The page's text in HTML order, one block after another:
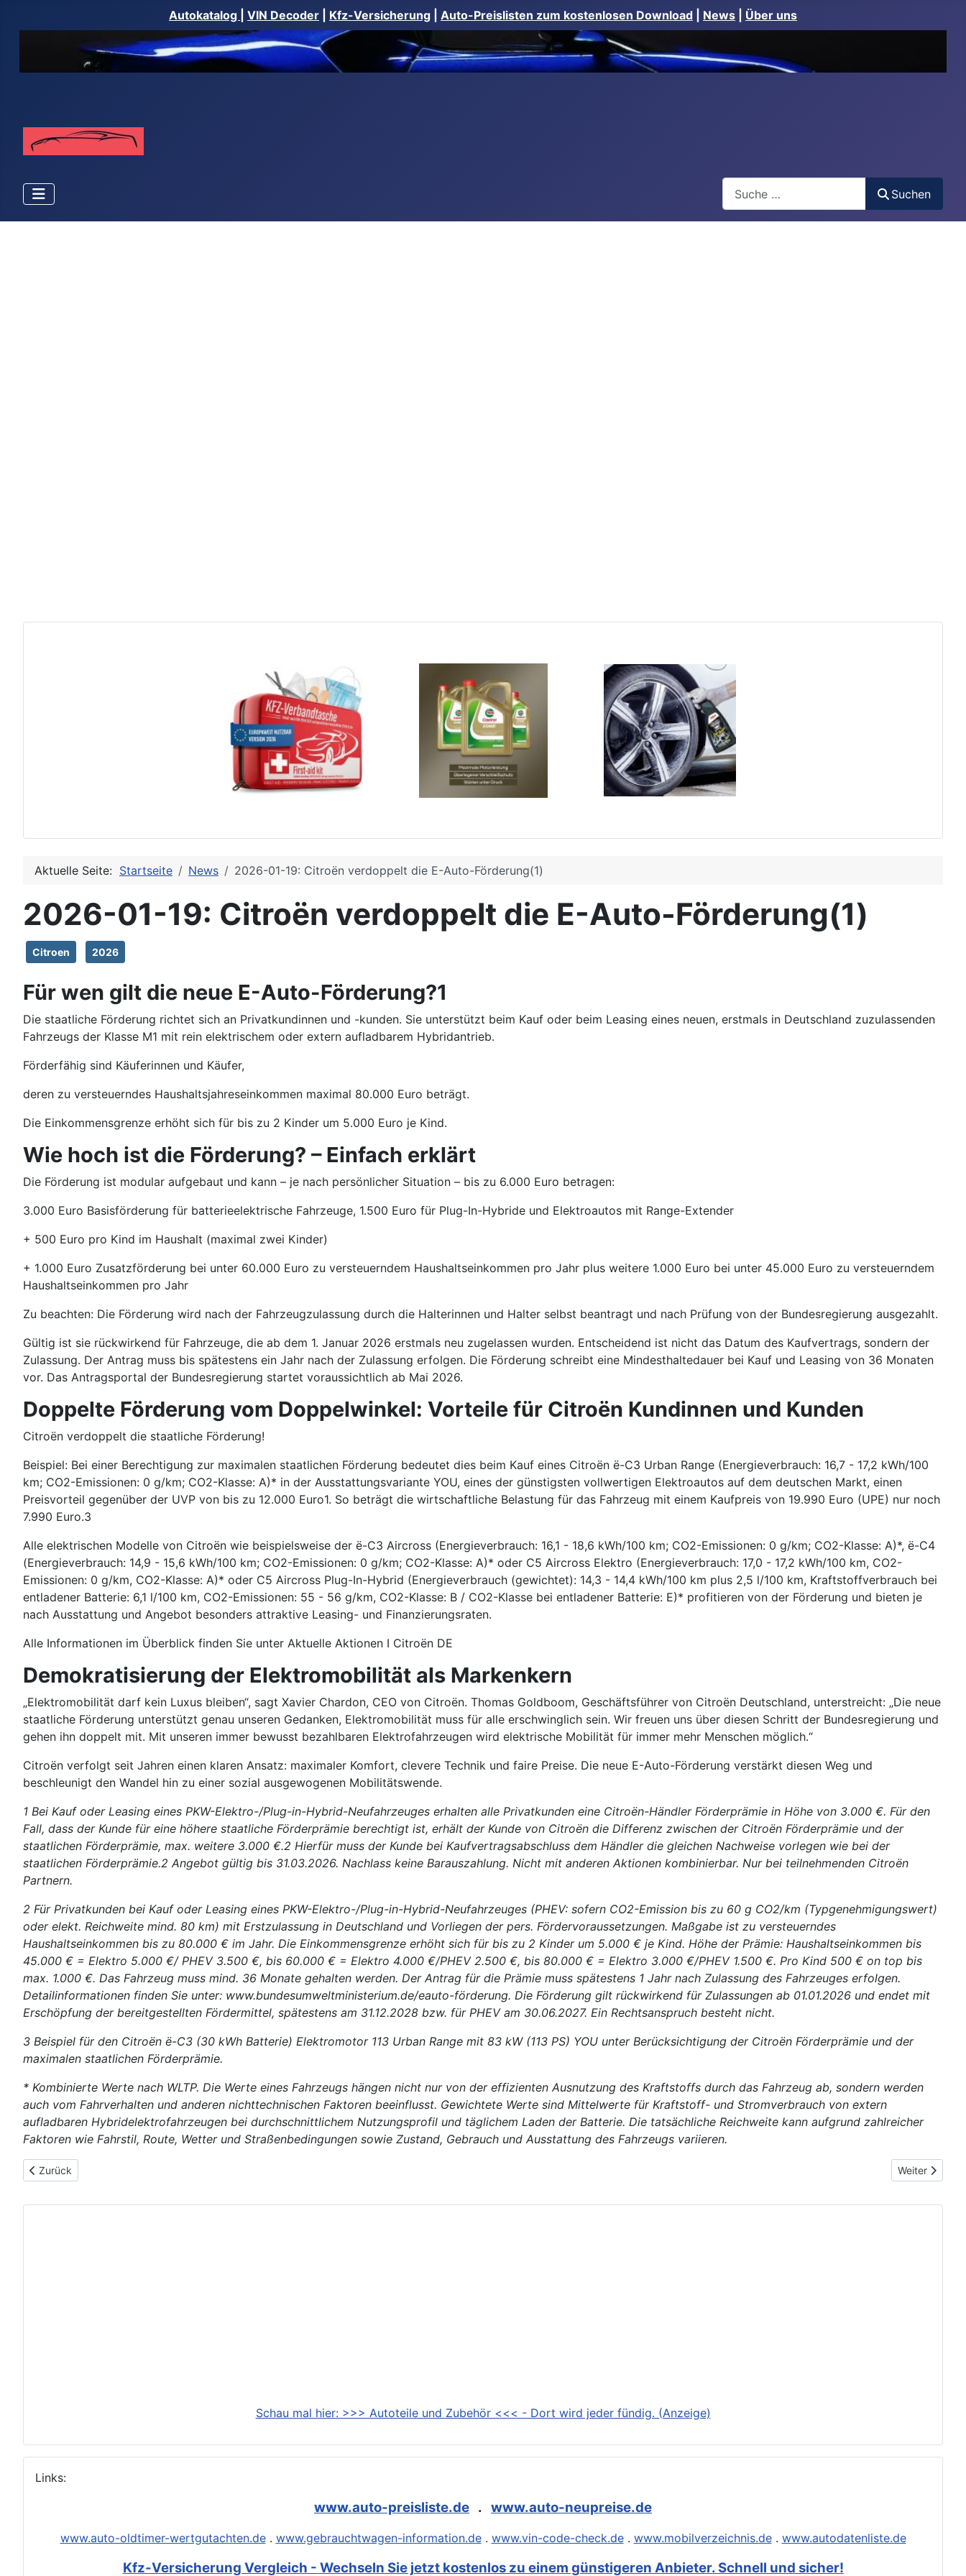
Autokatalog VIN Decoder Kfz-Versicherung Auto-Preislisten zum kostenlosen Download News Über uns
Suchen
Suchen
Aktuelle Seite: Startseite News 2026-01-19: Citroën verdoppelt die E-Auto-Förderung(1)
2026-01-19: Citroën verdoppelt die E-Auto-Förderung(1)
Citroen 2026
Für wen gilt die neue E-Auto-Förderung?1
Die staatliche Förderung richtet sich an Privatkundinnen und -kunden. Sie unterstützt beim Kauf oder beim Leasing eines neuen, erstmals in Deutschland zuzulassenden
Fahrzeugs der Klasse M1 mit rein elektrischem oder extern aufladbarem Hybridantrieb.
Förderfähig sind Käuferinnen und Käufer,
deren zu versteuerndes Haushaltsjahreseinkommen maximal 80.000 Euro beträgt.
Die Einkommensgrenze erhöht sich für bis zu 2 Kinder um 5.000 Euro je Kind.
Wie hoch ist die Förderung? – Einfach erklärt
Die Förderung ist modular aufgebaut und kann – je nach persönlicher Situation – bis zu 6.000 Euro betragen:
3.000 Euro Basisförderung für batterieelektrische Fahrzeuge, 1.500 Euro für Plug-In-Hybride und Elektroautos mit Range-Extender
+ 500 Euro pro Kind im Haushalt (maximal zwei Kinder)
+ 1.000 Euro Zusatzförderung bei unter 60.000 Euro zu versteuerndem Haushaltseinkommen pro Jahr plus weitere 1.000 Euro bei unter 45.000 Euro zu versteuerndem
Haushaltseinkommen pro Jahr
Zu beachten: Die Förderung wird nach der Fahrzeugzulassung durch die Halterinnen und Halter selbst beantragt und nach Prüfung von der Bundesregierung ausgezahlt.
Gültig ist sie rückwirkend für Fahrzeuge, die ab dem 1. Januar 2026 erstmals neu zugelassen wurden. Entscheidend ist nicht das Datum des Kaufvertrags, sondern der
Zulassung. Der Antrag muss bis spätestens ein Jahr nach der Zulassung erfolgen. Die Förderung schreibt eine Mindesthaltedauer bei Kauf und Leasing von 36 Monaten
vor. Das Antragsportal der Bundesregierung startet voraussichtlich ab Mai 2026.
Doppelte Förderung vom Doppelwinkel: Vorteile für Citroën Kundinnen und Kunden
Citroën verdoppelt die staatliche Förderung!
Beispiel: Bei einer Berechtigung zur maximalen staatlichen Förderung bedeutet dies beim Kauf eines Citroën ë-C3 Urban Range (Energieverbrauch: 16,7 - 17,2 kWh/100
km; CO2-Emissionen: 0 g/km; CO2-Klasse: A)* in der Ausstattungsvariante YOU, eines der günstigsten vollwertigen Elektroautos auf dem deutschen Markt, einen
Preisvorteil gegenüber der UVP von bis zu 12.000 Euro1. So beträgt die wirtschaftliche Belastung für das Fahrzeug mit einem Kaufpreis von 19.990 Euro (UPE) nur noch
7.990 Euro.3
Alle elektrischen Modelle von Citroën wie beispielsweise der ë-C3 Aircross (Energieverbrauch: 16,1 - 18,6 kWh/100 km; CO2-Emissionen: 0 g/km; CO2-Klasse: A)*, ë-C4
(Energieverbrauch: 14,9 - 15,6 kWh/100 km; CO2-Emissionen: 0 g/km; CO2-Klasse: A)* oder C5 Aircross Elektro (Energieverbrauch: 17,0 - 17,2 kWh/100 km, CO2-
Emissionen: 0 g/km, CO2-Klasse: A)* oder C5 Aircross Plug-In-Hybrid (Energieverbrauch (gewichtet): 14,3 - 14,4 kWh/100 km plus 2,5 l/100 km, Kraftstoffverbrauch bei
entladener Batterie: 6,1 l/100 km, CO2-Emissionen: 55 - 56 g/km, CO2-Klasse: B / CO2-Klasse bei entladener Batterie: E)* profitieren von der Förderung und bieten je
nach Ausstattung und Angebot besonders attraktive Leasing- und Finanzierungsraten.
Alle Informationen im Überblick finden Sie unter Aktuelle Aktionen I Citroën DE
Demokratisierung der Elektromobilität als Markenkern
„Elektromobilität darf kein Luxus bleiben“, sagt Xavier Chardon, CEO von Citroën. Thomas Goldboom, Geschäftsführer von Citroën Deutschland, unterstreicht: „Die neue
staatliche Förderung unterstützt genau unseren Gedanken, Elektromobilität muss für alle erschwinglich sein. Wir freuen uns über diesen Schritt der Bundesregierung und
gehen ihn doppelt mit. Mit unseren immer bewusst bezahlbaren Elektrofahrzeugen wird elektrische Mobilität für immer mehr Menschen möglich.“
Citroën verfolgt seit Jahren einen klaren Ansatz: maximaler Komfort, clevere Technik und faire Preise. Die neue E-Auto-Förderung verstärkt diesen Weg und
beschleunigt den Wandel hin zu einer sozial ausgewogenen Mobilitätswende.
1 Bei Kauf oder Leasing eines PKW-Elektro-/Plug-in-Hybrid-Neufahrzeuges erhalten alle Privatkunden eine Citroën-Händler Förderprämie in Höhe von 3.000 €. Für den
Fall, dass der Kunde für eine höhere staatliche Förderprämie berechtigt ist, erhält der Kunde von Citroën die Differenz zwischen der Citroën Förderprämie und der
staatlichen Förderprämie, max. weitere 3.000 €.2 Hierfür muss der Kunde bei Kaufvertragsabschluss dem Händler die gleichen Nachweise vorlegen wie bei der
staatlichen Förderprämie.2 Angebot gültig bis 31.03.2026. Nachlass keine Barauszahlung. Nicht mit anderen Aktionen kombinierbar. Nur bei teilnehmenden Citroën
Partnern.
2 Für Privatkunden bei Kauf oder Leasing eines PKW-Elektro-/Plug-in-Hybrid-Neufahrzeuges (PHEV: sofern CO2-Emission bis zu 60 g CO2/km (Typgenehmigungswert)
oder elekt. Reichweite mind. 80 km) mit Erstzulassung in Deutschland und Vorliegen der pers. Fördervoraussetzungen. Maßgabe ist zu versteuerndes
Haushaltseinkommen bis zu 80.000 € im Jahr. Die Einkommensgrenze erhöht sich für bis zu 2 Kinder um 5.000 € je Kind. Höhe der Prämie: Haushaltseinkommen bis
45.000 € = Elektro 5.000 €/ PHEV 3.500 €, bis 60.000 € = Elektro 4.000 €/PHEV 2.500 €, bis 80.000 € = Elektro 3.000 €/PHEV 1.500 €. Pro Kind 500 € on top bis
max. 1.000 €. Das Fahrzeug muss mind. 36 Monate gehalten werden. Der Antrag für die Prämie muss spätestens 1 Jahr nach Zulassung des Fahrzeuges erfolgen.
Detailinformationen finden Sie unter: www.bundesumweltministerium.de/eauto-förderung. Die Förderung gilt rückwirkend für Zulassungen ab 01.01.2026 und endet mit
Erschöpfung der bereitgestellten Fördermittel, spätestens am 31.12.2028 bzw. für PHEV am 30.06.2027. Ein Rechtsanspruch besteht nicht.
3 Beispiel für den Citroën ë-C3 (30 kWh Batterie) Elektromotor 113 Urban Range mit 83 kW (113 PS) YOU unter Berücksichtigung der Citroën Förderprämie und der
maximalen staatlichen Förderprämie.
* Kombinierte Werte nach WLTP. Die Werte eines Fahrzeugs hängen nicht nur von der effizienten Ausnutzung des Kraftstoffs durch das Fahrzeug ab, sondern werden
auch vom Fahrverhalten und anderen nichttechnischen Faktoren beeinflusst. Gewichtete Werte sind Mittelwerte für Kraftstoff- und Stromverbrauch von extern
aufladbaren Hybridelektrofahrzeugen bei durchschnittlichem Nutzungsprofil und täglichem Laden der Batterie. Die tatsächliche Reichweite kann aufgrund zahlreicher
Faktoren wie Fahrstil, Route, Wetter und Straßenbedingungen sowie Zustand, Gebrauch und Ausstattung des Fahrzeugs variieren.
Vorheriger Beitrag: 2026-01-19: Deutschland fährt elektrisch: Opel macht die neue E-Auto-Förderung noch attraktiver
Zurück Nächster
Weiter
Schau mal hier: >>> Autoteile und Zubehör <<< - Dort wird jeder fündig. (Anzeige)
Links:
www.auto-preisliste.de . www.auto-neupreise.de
www.auto-oldtimer-wertgutachten.de. www.gebrauchtwagen-information.de. www.vin-code-check.de. www.mobilverzeichnis.de. www.autodatenliste.de
Kfz-Versicherung Vergleich - Wechseln Sie jetzt kostenlos zu einem günstigeren Anbieter. Schnell und sicher!